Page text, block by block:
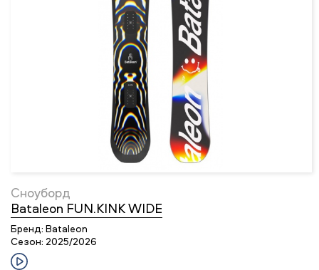
Сноуборд
Bataleon FUN.KINK WIDE
Бренд: Bataleon
Сезон: 2025/2026